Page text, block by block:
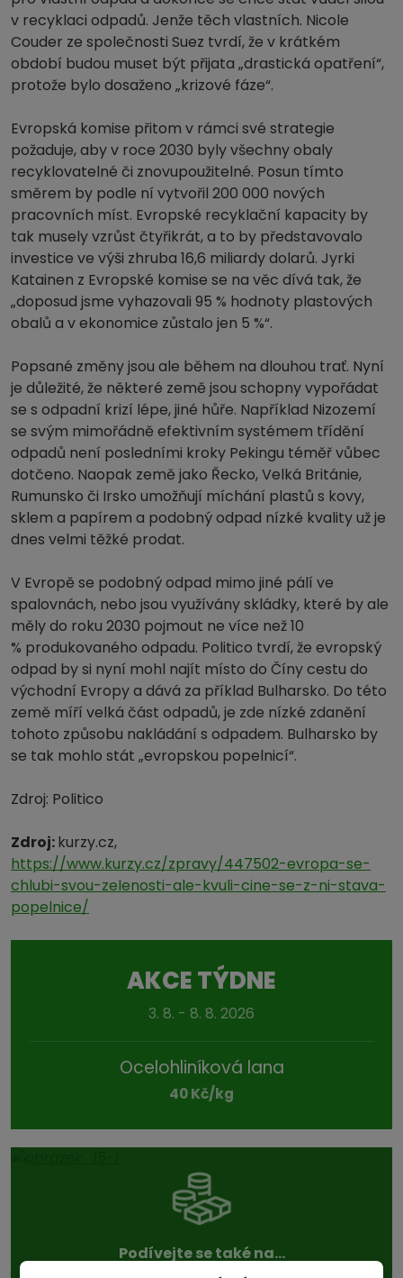
v recyklaci odpadů. Jenže těch vlastních. Nicole
Couder ze společnosti Suez tvrdí, že v krátkém
období budou muset být přijata „drastická opatření“,
protože bylo dosaženo „krizové fáze“.
Evropská komise přitom v rámci své strategie
požaduje, aby v roce 2030 byly všechny obaly
recyklovatelné či znovupoužitelné. Posun tímto
směrem by podle ní vytvořil 200 000 nových
pracovních míst. Evropské recyklační kapacity by
tak musely vzrůst čtyřikrát, a to by představovalo
investice ve výši zhruba 16,6 miliardy dolarů. Jyrki
Katainen z Evropské komise se na věc dívá tak, že
„doposud jsme vyhazovali 95 % hodnoty plastových
obalů a v ekonomice zůstalo jen 5 %“.
Popsané změny jsou ale během na dlouhou trať. Nyní
je důležité, že některé země jsou schopny vypořádat
se s odpadní krizí lépe, jiné hůře. Například Nizozemí
se svým mimořádně efektivním systémem třídění
odpadů není posledními kroky Pekingu téměř vůbec
dotčeno. Naopak země jako Řecko, Velká Británie,
Rumunsko či Irsko umožňují míchání plastů s kovy,
sklem a papírem a podobný odpad nízké kvality už je
dnes velmi těžké prodat.
V Evropě se podobný odpad mimo jiné pálí ve
spalovnách, nebo jsou využívány skládky, které by ale
měly do roku 2030 pojmout ne více než 10
% produkovaného odpadu. Politico tvrdí, že evropský
odpad by si nyní mohl najít místo do Číny cestu do
východní Evropy a dává za příklad Bulharsko. Do této
země míří velká část odpadů, je zde nízké zdanění
tohoto způsobu nakládání s odpadem. Bulharsko by
se tak mohlo stát „evropskou popelnicí“.
Zdroj: Politico
Zdroj:kurzy.cz,
https://www.kurzy.cz/zpravy/447502-evropa-se-
chlubi-svou-zelenosti-ale-kvuli-cine-se-z-ni-stava-
popelnice/
AKCE TÝDNE
3. 8. - 8. 8. 2026
Ocelohliníková lana
40 Kč/kg
Podívejte se také na...
aktuální ceny v sekci